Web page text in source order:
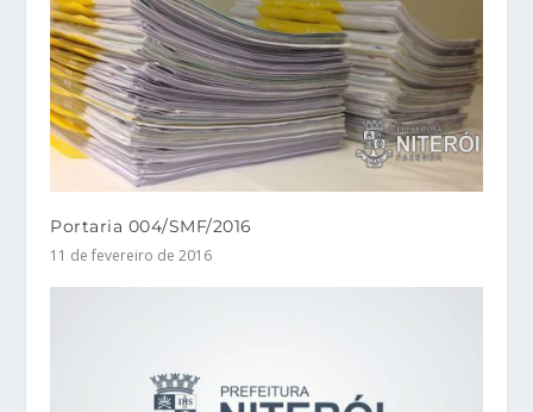
Portaria 004/SMF/2016
11 de fevereiro de 2016